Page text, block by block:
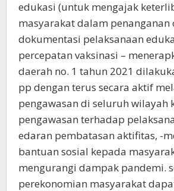
edukasi (untuk mengajak
masyarakat dalam penanganan
dokumentasi pelaksanaan
percepatan vaksinasi –
daerah no. 1 tahun 2021
pp dengan terus secara aktif
pengawasan di seluruh wilayah
pengawasan terhadap
edaran pembatasan aktifitas, -
bantuan sosial kepada
mengurangi dampak pandemi.
perekonomian masyarakat